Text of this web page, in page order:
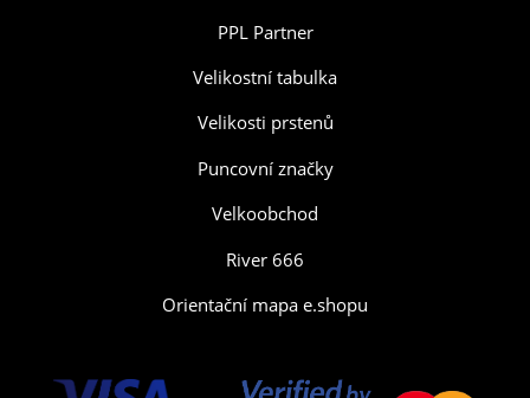
PPL Partner
Velikostní tabulka
Velikosti prstenů
Puncovní značky
Velkoobchod
River 666
Orientační mapa e.shopu